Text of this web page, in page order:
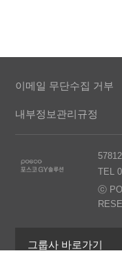
이메일 무단수집 거부
내부정보관리규정
TEL
ⓒ
그룹사 바로가기